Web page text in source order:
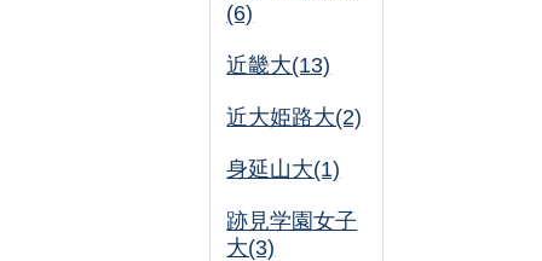
(6)
近畿大(13)
近大姫路大(2)
身延山大(1)
跡見学園女子
大(3)